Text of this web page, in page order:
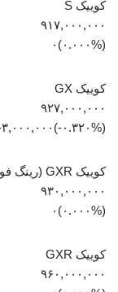
کوییک S
۹۱۷,۰۰۰,۰۰۰
(۰.۰۰۰%)۰
کوییک GX
۹۲۷,۰۰۰,۰۰۰
(‎-۰.۳۲۰%‏)‎-۳,۰۰۰,۰۰۰‏
کوییک GXR (رینگ فولادی)
۹۳۰,۰۰۰,۰۰۰
(۰.۰۰۰%)۰
کوییک GXR
۹۶۰,۰۰۰,۰۰۰